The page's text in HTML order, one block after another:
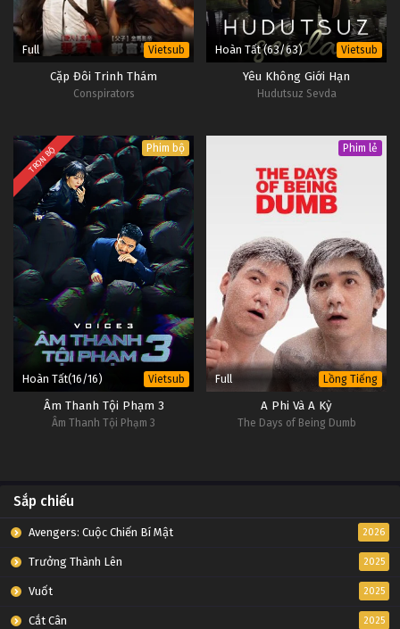
Full Vietsub
Cặp Đôi Trinh Thám
Conspirators
Hoàn Tất (63/63) Vietsub
Yêu Không Giới Hạn
Hudutsuz Sevda
TRỌN BỘ Phim bộ
Hoàn Tất(16/16) Vietsub
Âm Thanh Tội Phạm 3
Âm Thanh Tội Phạm 3
Phim lẻ
Full Lồng Tiếng
A Phi Và A Kỳ
The Days of Being Dumb
Sắp chiếu
Avengers: Cuộc Chiến Bí Mật 2026
Trưởng Thành Lên 2025
Vuốt 2025
Cắt Cân 2025